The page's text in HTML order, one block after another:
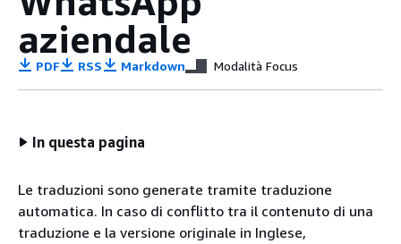
aziendale
PDF RSS Markdown Modalità Focus
In questa pagina
Le traduzioni sono generate tramite traduzione
automatica. In caso di conflitto tra il contenuto di una
traduzione e la versione originale in Inglese,